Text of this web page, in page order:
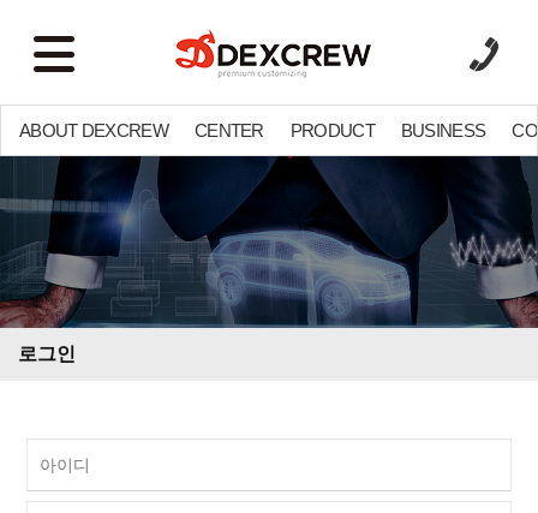
ABOUT DEXCREW CENTER PRODUCT BUSINESS
로그인